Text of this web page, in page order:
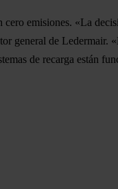
emisiones. «La
general de Ledermair.
de recarga están